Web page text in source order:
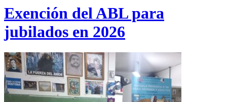
Exención del ABL para
jubilados en 2026